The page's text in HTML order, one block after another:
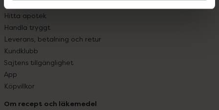
Vanliga frågor
Hitta apotek
Handla tryggt
Leverans, betalning och retur
Kundklubb
Sajtens tillgänglighet
App
Köpvillkor
Om recept och läkemedel